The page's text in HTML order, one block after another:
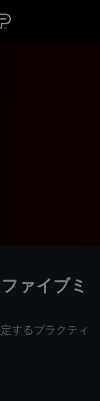
ァイブミ
するプラクティ